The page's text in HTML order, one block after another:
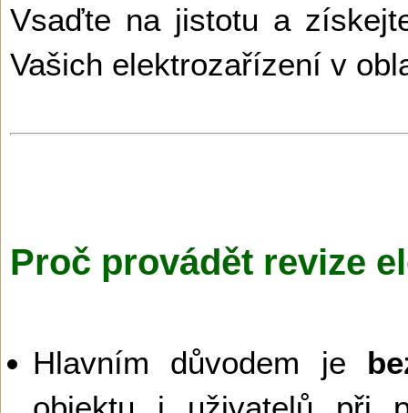
Vsaďte na jistotu a
Vašich elektrozařízení v
Proč provádět revize
Hlavním důvodem je